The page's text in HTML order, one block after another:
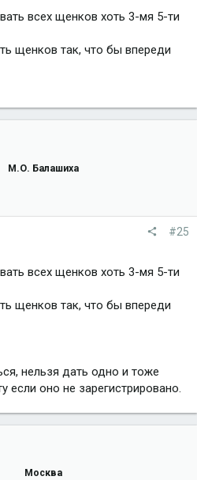
всех щенков хоть 3-мя 5-ти
щенков так, что бы впереди
М.О. Балашиха
#25
всех щенков хоть 3-мя 5-ти
щенков так, что бы впереди
нельзя дать одно и тоже
если оно не зарегистрировано.
Москва